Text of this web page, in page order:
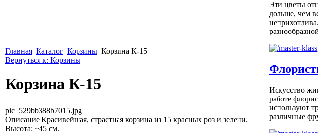
Главная Каталог Корзины Корзина К-15
Вернуться к: Корзины
Корзина К-15
pic_529bb388b7015.jpg
Описание Красивейшая, страстная корзина из 15 красных роз и зелени.
Высота: ~45 см.
Эти цветы
дольше, чем
Искусство
работе
используют
различные